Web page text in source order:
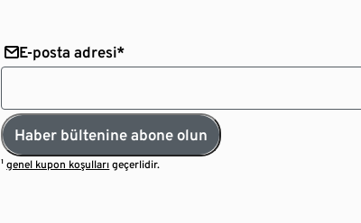
E-posta adresi*
Haber bültenine abone olun
¹genel kupon koşulları geçerlidir.